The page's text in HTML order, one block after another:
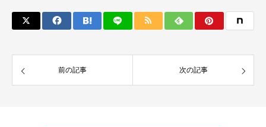
前の記事 次の記事